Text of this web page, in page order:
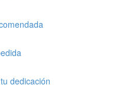
dedicación